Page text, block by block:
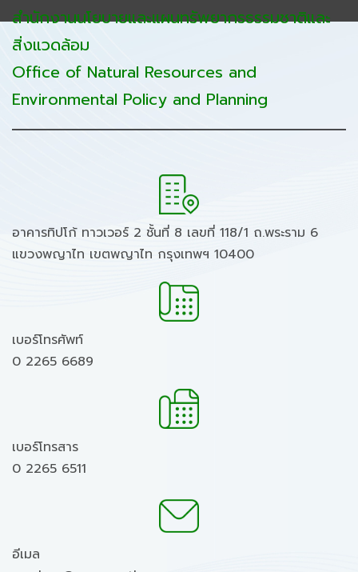
สำนักงานนโยบายและแผนทรัพยากรธรรมชาติและ
สิ่งแวดล้อม
Office of Natural Resources and
Environmental Policy and Planning
อาคารทิปโก้ ทาวเวอร์ 2 ชั้นที่ 8 เลขที่ 118/1 ถ.พระราม 6
แขวงพญาไท เขตพญาไท กรุงเทพฯ 10400
เบอร์โทรศัพท์
0 2265 6689
เบอร์โทรสาร
0 2265 6511
อีเมล